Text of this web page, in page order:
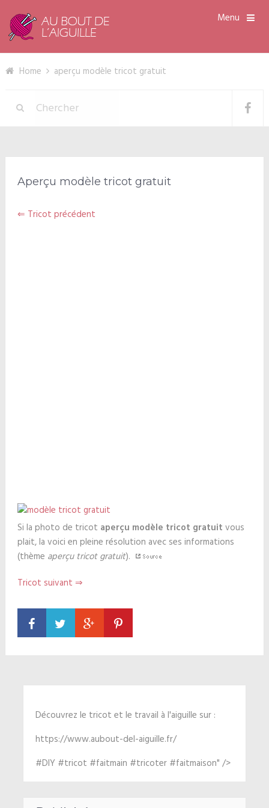
Menu
Home aperçu modèle tricot gratuit
Aperçu modèle tricot gratuit
⇐ Tricot précédent
Si la photo de tricot aperçu modèle tricot gratuit vous
plait, la voici en pleine résolution avec ses informations
(thème aperçu tricot gratuit).
Tricot suivant ⇒
Découvrez le tricot et le travail à l'aiguille sur :
https://www.aubout-del-aiguille.fr/
#DIY #tricot #faitmain #tricoter #faitmaison" />